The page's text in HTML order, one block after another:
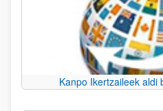
Kanpo Ikertzaileek aldi